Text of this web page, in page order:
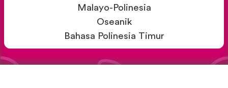
Malayo-Polinesia
Oseanik
Bahasa Polinesia Timur